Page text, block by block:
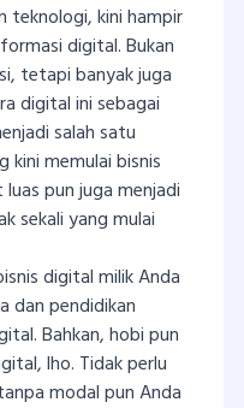
teknologi, kini hampir
digital. Bukan
tetapi banyak juga
digital ini sebagai
salah satu
kini memulai bisnis
pun juga menjadi
sekali yang mulai
digital milik Anda
dan pendidikan
Bahkan, hobi pun
lho. Tidak perlu
modal pun Anda